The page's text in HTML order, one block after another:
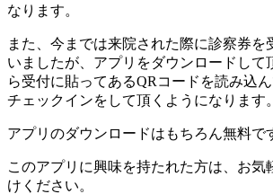
なります。
また、今までは来院された際に診察券を
いましたが、アプリをダウンロードして
ら受付に貼ってあるQRコードを読み込
チェックインをして頂くようになります。
アプリのダウンロードはもちろん無料で
このアプリに興味を持たれた方は、お気
けください。